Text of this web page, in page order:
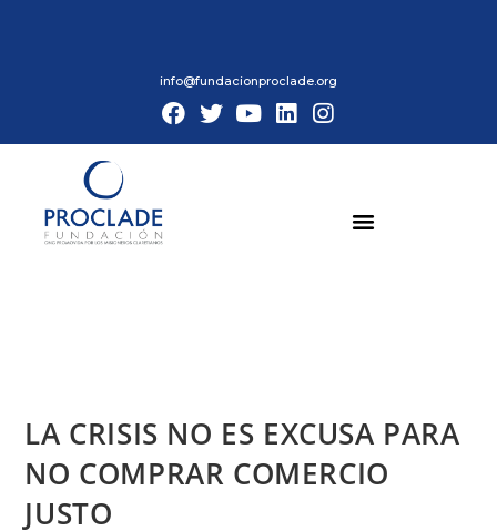
info@fundacionproclade.org
LA CRISIS NO ES EXCUSA PARA
NO COMPRAR COMERCIO
JUSTO